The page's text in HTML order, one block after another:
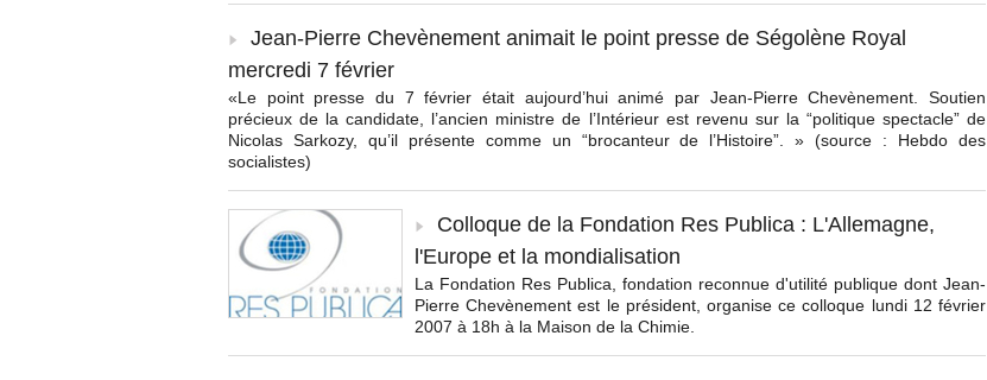
Jean-Pierre Chevènement animait le point presse de Ségolène Royal
mercredi 7 février
«Le point presse du 7 février était aujourd’hui animé par Jean-Pierre Chevènement. Soutien
précieux de la candidate, l’ancien ministre de l’Intérieur est revenu sur la “politique spectacle” de
Nicolas Sarkozy, qu’il présente comme un “brocanteur de l’Histoire”. » (source : Hebdo des
socialistes)
Colloque de la Fondation Res Publica : L'Allemagne,
l'Europe et la mondialisation
La Fondation Res Publica, fondation reconnue d'utilité publique dont Jean-
Pierre Chevènement est le président, organise ce colloque lundi 12 février
2007 à 18h à la Maison de la Chimie.